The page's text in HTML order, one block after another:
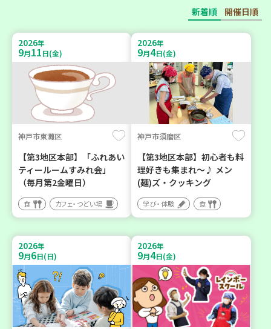
新着順 開催日順
2026年
9月11日(金)
神戸市東灘区
【第3地区本部】「ふれあい
ティールームすみれ会」
（毎月第2金曜日）
食 カフェ・つどい場
2026年
9月4日(金)
神戸市須磨区
【第3地区本部】初心者も料
理好きも集まれ～♪ メン
(麺)ズ・クッキング
学び・体験 食
2026年
9月6日(日)
2026年
9月4日(金)